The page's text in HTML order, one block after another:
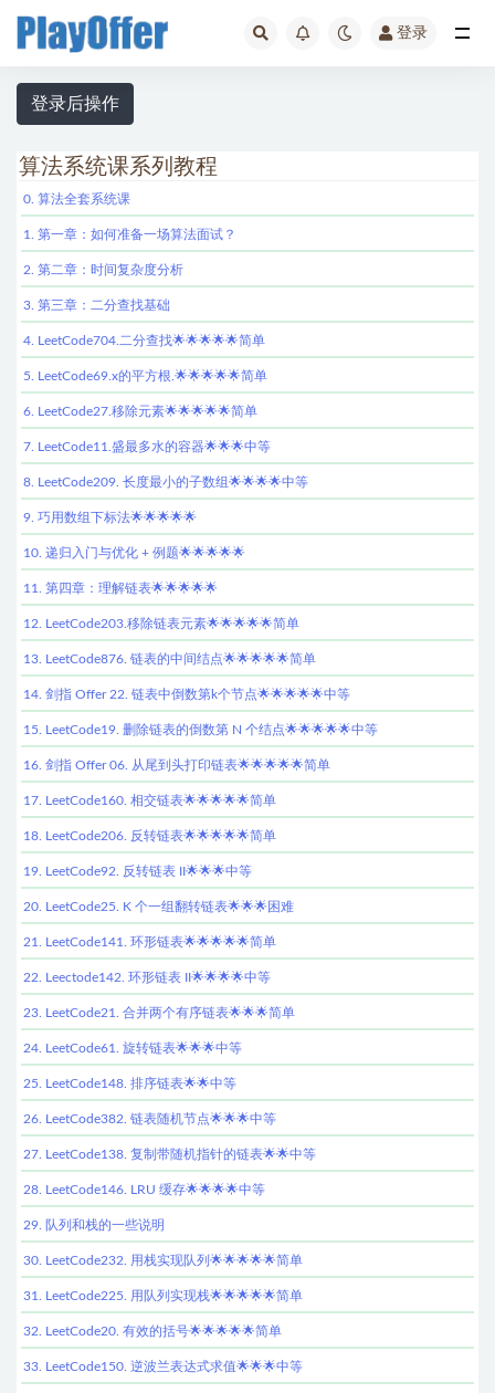
登录
登录后操作
算法系统课系列教程
0. 算法全套系统课
1. 第一章：如何准备一场算法面试？
2. 第二章：时间复杂度分析
3. 第三章：二分查找基础
4. LeetCode704.二分查找🌟🌟🌟🌟🌟简单
5. LeetCode69.x的平方根.🌟🌟🌟🌟🌟简单
6. LeetCode27.移除元素🌟🌟🌟🌟🌟简单
7. LeetCode11.盛最多水的容器🌟🌟🌟中等
8. LeetCode209. 长度最小的子数组🌟🌟🌟🌟中等
9. 巧用数组下标法🌟🌟🌟🌟🌟
10. 递归入门与优化 + 例题🌟🌟🌟🌟🌟
11. 第四章：理解链表🌟🌟🌟🌟🌟
12. LeetCode203.移除链表元素🌟🌟🌟🌟🌟简单
13. LeetCode876. 链表的中间结点🌟🌟🌟🌟🌟简单
14. 剑指 Offer 22. 链表中倒数第k个节点🌟🌟🌟🌟🌟中等
15. LeetCode19. 删除链表的倒数第 N 个结点🌟🌟🌟🌟🌟中等
16. 剑指 Offer 06. 从尾到头打印链表🌟🌟🌟🌟🌟简单
17. LeetCode160. 相交链表🌟🌟🌟🌟🌟简单
18. LeetCode206. 反转链表🌟🌟🌟🌟🌟简单
19. LeetCode92. 反转链表 II🌟🌟🌟中等
20. LeetCode25. K 个一组翻转链表🌟🌟🌟困难
21. LeetCode141. 环形链表🌟🌟🌟🌟🌟简单
22. Leectode142. 环形链表 II🌟🌟🌟🌟中等
23. LeetCode21. 合并两个有序链表🌟🌟🌟简单
24. LeetCode61. 旋转链表🌟🌟🌟中等
25. LeetCode148. 排序链表🌟🌟中等
26. LeetCode382. 链表随机节点🌟🌟🌟中等
27. LeetCode138. 复制带随机指针的链表🌟🌟中等
28. LeetCode146. LRU 缓存🌟🌟🌟🌟中等
29. 队列和栈的一些说明
30. LeetCode232. 用栈实现队列🌟🌟🌟🌟🌟简单
31. LeetCode225. 用队列实现栈🌟🌟🌟🌟🌟简单
32. LeetCode20. 有效的括号🌟🌟🌟🌟🌟简单
33. LeetCode150. 逆波兰表达式求值🌟🌟🌟中等